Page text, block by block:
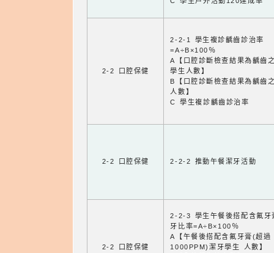
2-2 口腔保健
2-2-1 學生複診齲齒診治率
=A÷B×100％
A【口腔診斷檢查結果為齲齒
學生人數】
B【口腔診斷檢查結果為齲齒
人數】
C 學生複診齲齒診治率
2-2 口腔保健 2-2-2 推動午餐潔牙活動
2-2 口腔保健
2-2-3 學生午餐後搭配含氟牙
牙比率=A÷B×100％
A【午餐後搭配含氟牙膏(超過
1000PPM)潔牙學生 人數】